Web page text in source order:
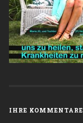
IHRE KOMMENTARE